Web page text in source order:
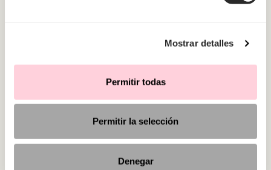
Mostrar detalles
Permitir todas
Permitir la selección
Denegar
NEED SOME HELP?